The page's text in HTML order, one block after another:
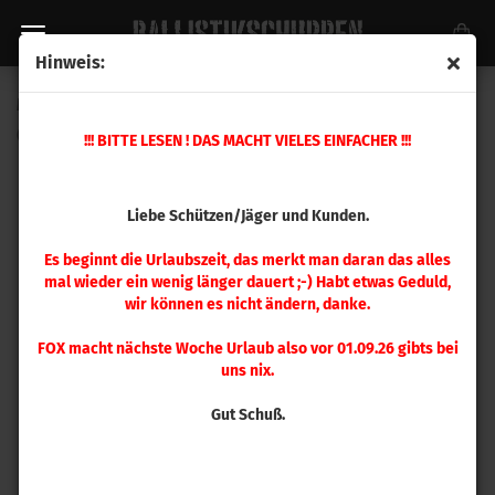
Hinweis:
!!! BITTE LESEN ! DAS MACHT VIELES EINFACHER !!!
Liebe Schützen/Jäger und Kunden.
Es beginnt die Urlaubszeit, das merkt man daran das alles
mal wieder ein wenig länger dauert ;-) Habt etwas Geduld,
wir können es nicht ändern, danke.
FOX macht nächste Woche Urlaub also vor 01.09.26 gibts bei
uns nix.
Gut Schuß.
Magpul DAKA® Hard Case R44 BLK
MAG1288-BLK)